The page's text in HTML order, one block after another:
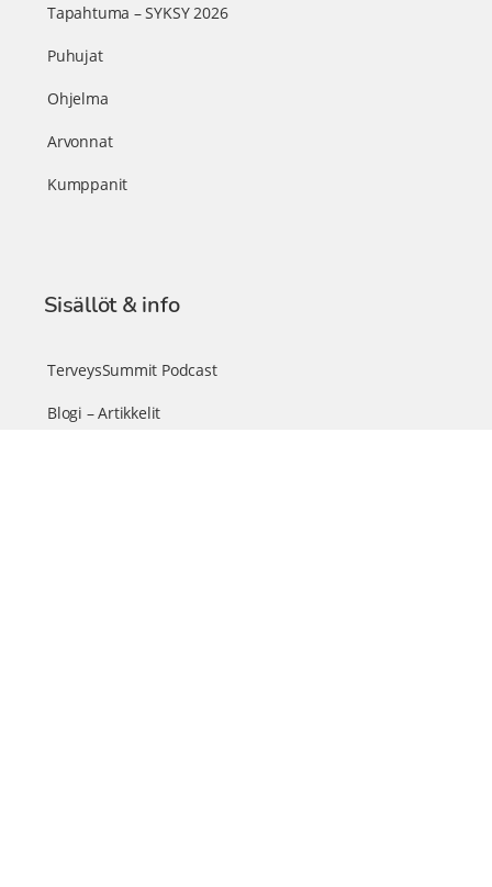
Tapahtuma – SYKSY 2026
Puhujat
Ohjelma
Arvonnat
Kumppanit
Sisällöt & info
TerveysSummit Podcast
Blogi – Artikkelit